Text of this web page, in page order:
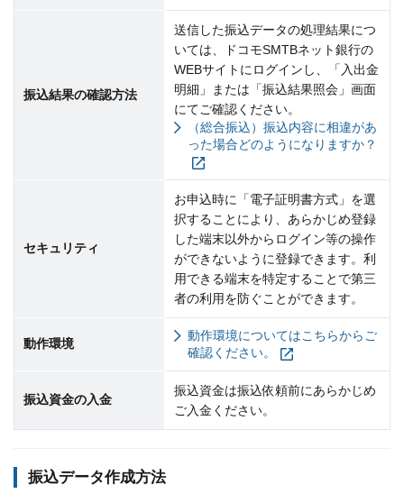
振込結果の確認方法
送信した振込データの処理結果につ
いては、ドコモSMTBネット銀行の
WEBサイトにログインし、「入出金
明細」または「振込結果照会」画面
にてご確認ください。
（総合振込）振込内容に相違があ
った場合どのようになりますか？
セキュリティ
お申込時に「電子証明書方式」を選
択することにより、あらかじめ登録
した端末以外からログイン等の操作
ができないように登録できます。利
用できる端末を特定することで第三
者の利用を防ぐことができます。
動作環境
動作環境についてはこちらからご
確認ください。
振込資金の入金
振込資金は振込依頼前にあらかじめ
ご入金ください。
振込データ作成方法